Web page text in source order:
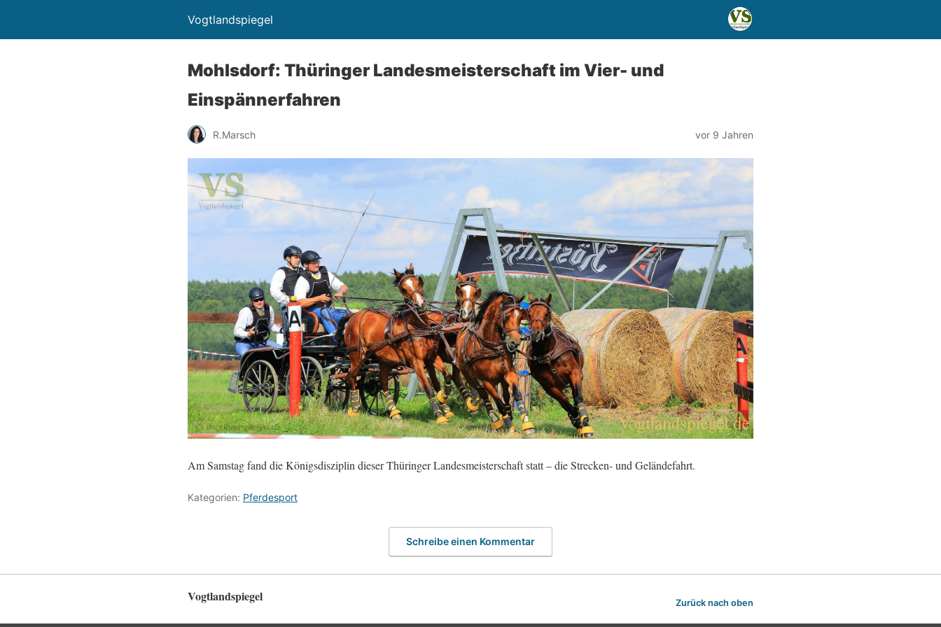
Vogtlandspiegel
Mohlsdorf: Thüringer Landesmeisterschaft im Vier- und
Einspännerfahren
R.Marsch vor 9 Jahren
Am Samstag fand die Königsdisziplin dieser Thüringer Landesmeisterschaft statt – die Strecken- und Geländefahrt.
Kategorien: Pferdesport
Schreibe einen Kommentar
Vogtlandspiegel Zurück nach oben